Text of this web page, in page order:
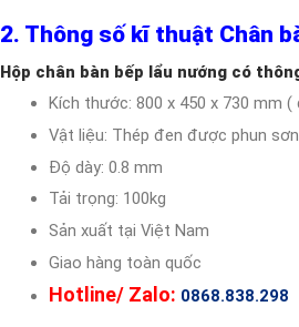
2. Thông số kĩ thuật Chân
Hộp chân bàn bếp lẩu nướng có
Kích thước: 800 x 450 x 730 mm (
Vật liệu: Thép đen được phun
Độ dày: 0.8 mm
Tải trọng: 100kg
Sản xuất tại Việt Nam
Giao hàng toàn quốc
Hotline/ Zalo: 0868.838.298